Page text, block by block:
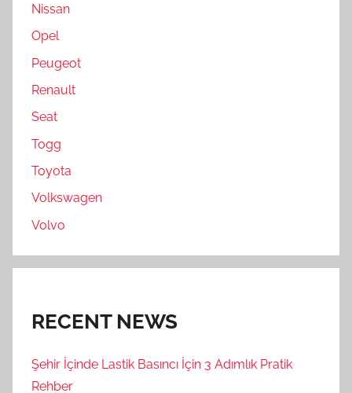
Nissan
Opel
Peugeot
Renault
Seat
Togg
Toyota
Volkswagen
Volvo
RECENT NEWS
Şehir İçinde Lastik Basıncı İçin 3 Adımlık Pratik
Rehber